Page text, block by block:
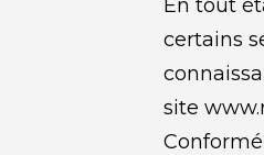
En tout
certains
site